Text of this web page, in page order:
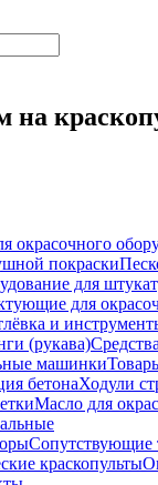
на
окрасочного
покраски
для
для
и
(рукава)Средства
машинки
бетонаХодули
Масло для
Сопутствующие
краскопульты